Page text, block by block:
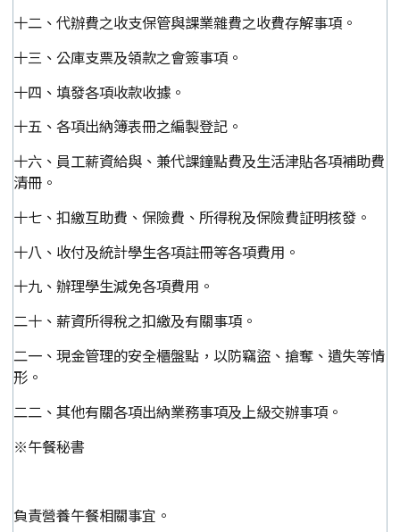
十二、代辦費之收支保管與課業雜費之收費存解事項。
十三、公庫支票及領款之會簽事項。
十四、填發各項收款收據。
十五、各項出納簿表冊之編製登記。
十六、員工薪資給與、兼代課鐘點費及生活津貼各項補助費
清冊。
十七、扣繳互助費、保險費、所得稅及保險費証明核發。
十八、收付及統計學生各項註冊等各項費用。
十九、辦理學生減免各項費用。
二十、薪資所得稅之扣繳及有關事項。
二一、現金管理的安全櫃盤點，以防竊盜、搶奪、遺失等情
形。
二二、其他有關各項出納業務事項及上級交辦事項。
※午餐秘書
負責營養午餐相關事宜。